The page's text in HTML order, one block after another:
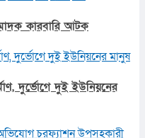
কারবারি আটক
দুর্ভোগে দুই ইউনিয়নের